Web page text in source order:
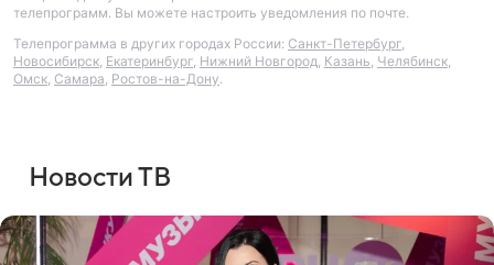
телепрограмм. Вы можете настроить уведомления по почте.
Телепрограмма в других городах России: Санкт-Петербург,
Новосибирск, Екатеринбург, Нижний Новгород, Казань, Челябинск,
Омск, Самара, Ростов-на-Дону.
Новости ТВ